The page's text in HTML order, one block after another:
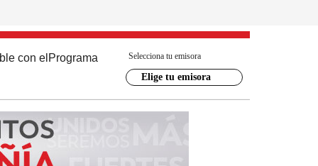
con el Programa Selecciona tu emisora
Elige tu emisora